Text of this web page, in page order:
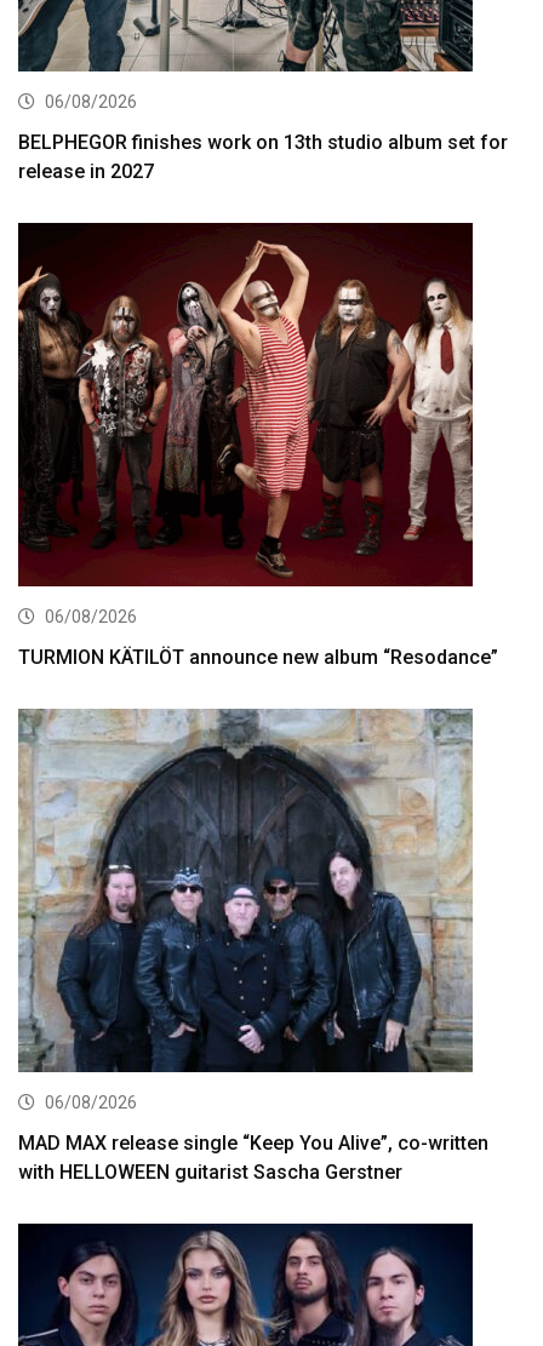
06/08/2026
BELPHEGOR finishes work on 13th studio album set for
release in 2027
06/08/2026
TURMION KÄTILÖT announce new album “Resodance”
06/08/2026
MAD MAX release single “Keep You Alive”, co-written
with HELLOWEEN guitarist Sascha Gerstner